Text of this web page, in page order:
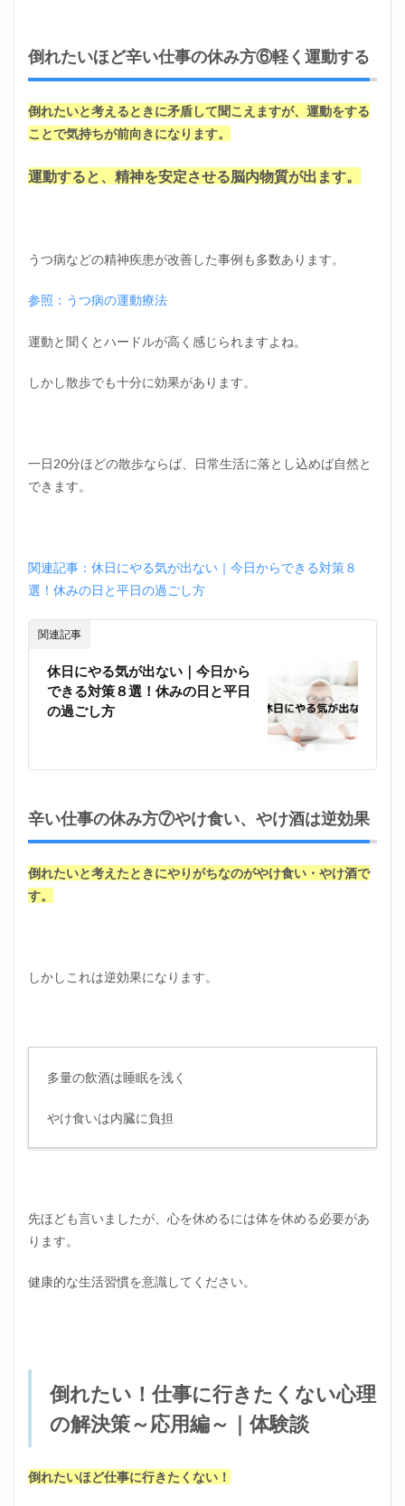
倒れたいほど辛い仕事の休み方⑥軽く運動する
倒れたいと考えるときに矛盾して聞こえますが、運動をする
ことで気持ちが前向きになります。
運動すると、精神を安定させる脳内物質が出ます。
うつ病などの精神疾患が改善した事例も多数あります。
参照：うつ病の運動療法
運動と聞くとハードルが高く感じられますよね。
しかし散歩でも十分に効果があります。
一日20分ほどの散歩ならば、日常生活に落とし込めば自然と
できます。
関連記事：休日にやる気が出ない｜今日からできる対策８
選！休みの日と平日の過ごし方
関連記事
休日にやる気が出ない｜今日から
できる対策８選！休みの日と平日
の過ごし方
辛い仕事の休み方⑦やけ食い、やけ酒は逆効果
倒れたいと考えたときにやりがちなのがやけ食い・やけ酒で
す。
しかしこれは逆効果になります。
多量の飲酒は睡眠を浅く
やけ食いは内臓に負担
先ほども言いましたが、心を休めるには体を休める必要があ
ります。
健康的な生活習慣を意識してください。
倒れたい！仕事に行きたくない心理
の解決策～応用編～｜体験談
倒れたいほど仕事に行きたくない！